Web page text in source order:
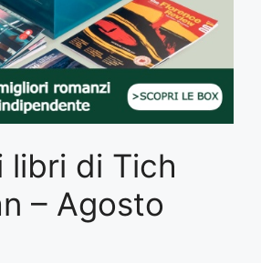
libri di Tich
– Agosto